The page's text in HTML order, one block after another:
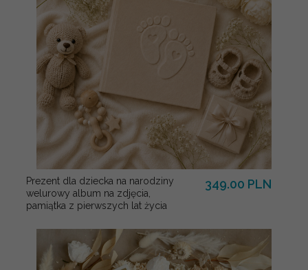
Prezent dla dziecka na narodziny
welurowy album na zdjęcia,
pamiątka z pierwszych lat życia
349.00 PLN